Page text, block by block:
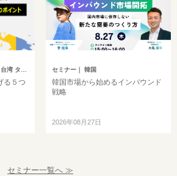
レーシア
る５つ
セミナー｜ 韓国
韓国市場から始めるインバウンド
戦略
2026年08月27日
セミナー一覧へ ≫